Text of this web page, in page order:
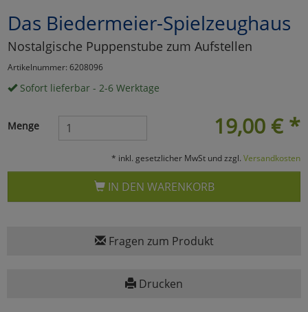
Das Biedermeier-Spielzeughaus
Nostalgische Puppenstube zum Aufstellen
Artikelnummer: 6208096
Sofort lieferbar - 2-6 Werktage
19,00 € *
Menge
* inkl. gesetzlicher MwSt und zzgl. Versandkosten
IN DEN WARENKORB
Fragen zum Produkt
Drucken
Marketing
Umfragetools
Cookies
Alle Akzeptieren
Cookies
zurückzu Haupptseite